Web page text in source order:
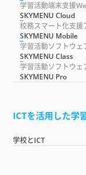
学習活動端末支援
SKYMENU Cloud
校務スマート化支援
SKYMENU Mobile
学習活動ソフトウェ
SKYMENU Class
学習活動ソフトウェ
SKYMENU Pro
ICTを活用した学
学校とICT